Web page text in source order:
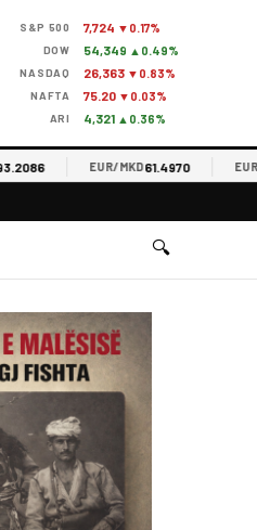
S&P 500 7,724 ▼0.17%
DOW 54,349 ▲0.49%
NASDAQ 26,363 ▼0.83%
NAFTA 75.20 ▼0.03%
ARI 4,321 ▲0.36%
EUR/MKD61.4970 EUR/
🔍